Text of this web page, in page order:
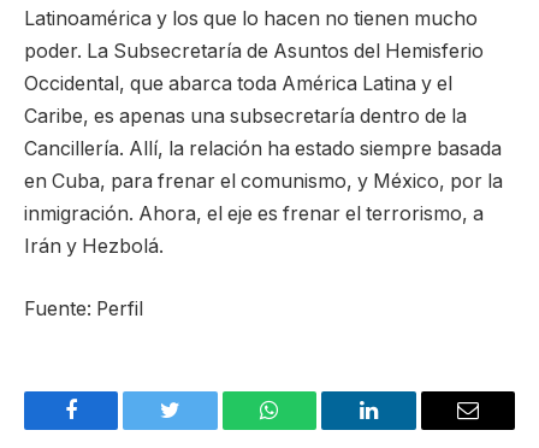
Latinoamérica y los que lo hacen no tienen mucho
poder. La Subsecretaría de Asuntos del Hemisferio
Occidental, que abarca toda América Latina y el
Caribe, es apenas una subsecretaría dentro de la
Cancillería. Allí, la relación ha estado siempre basada
en Cuba, para frenar el comunismo, y México, por la
inmigración. Ahora, el eje es frenar el terrorismo, a
Irán y Hezbolá.
Fuente: Perfil
Facebook Twitter WhatsApp LinkedIn Email